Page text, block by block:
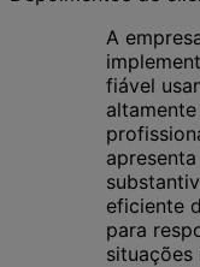
A
fiável
eficiente
para
situações